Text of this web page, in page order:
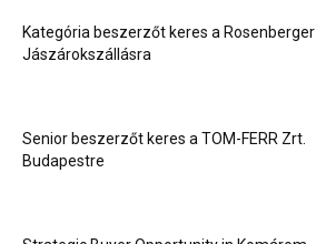
Kategória beszerzőt keres a Rosenberger
Jászárokszállásra
Senior beszerzőt keres a TOM-FERR Zrt.
Budapestre